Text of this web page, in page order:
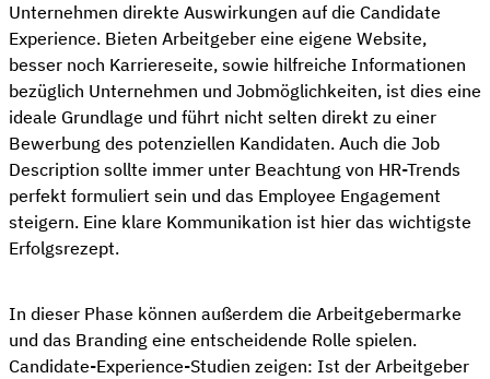
Unternehmen direkte Auswirkungen auf die Candidate
Experience. Bieten Arbeitgeber eine eigene Website,
besser noch Karriereseite, sowie hilfreiche Informationen
bezüglich Unternehmen und Jobmöglichkeiten, ist dies eine
ideale Grundlage und führt nicht selten direkt zu einer
Bewerbung des potenziellen Kandidaten. Auch die Job
Description sollte immer unter Beachtung von HR-Trends
perfekt formuliert sein und das Employee Engagement
steigern. Eine klare Kommunikation ist hier das wichtigste
Erfolgsrezept.
In dieser Phase können außerdem die Arbeitgebermarke
und das Branding eine entscheidende Rolle spielen.
Candidate-Experience-Studien zeigen: Ist der Arbeitgeber